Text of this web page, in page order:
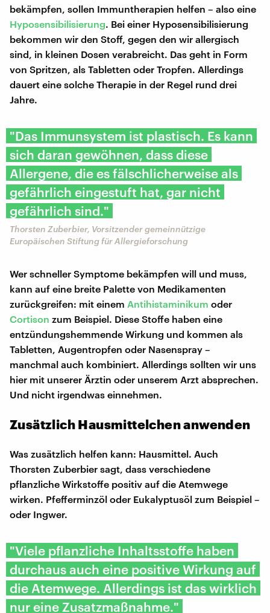
bekämpfen, sollen Immuntherapien helfen – also eine
Hyposensibilisierung. Bei einer Hyposensibilisierung
bekommen wir den Stoff, gegen den wir allergisch
sind, in kleinen Dosen verabreicht. Das geht in Form
von Spritzen, als Tabletten oder Tropfen. Allerdings
dauert eine solche Therapie in der Regel rund drei
Jahre.
"Das Immunsystem ist plastisch. Es kann
sich daran gewöhnen, dass diese
Allergene, die es fälschlicherweise als
gefährlich eingestuft hat, gar nicht
gefährlich sind."
Thorsten Zuberbier, Vorsitzender gemeinnützige
Europäischen Stiftung für Allergieforschung
Wer schneller Symptome bekämpfen will und muss,
kann auf eine breite Palette von Medikamenten
zurückgreifen: mit einem Antihistaminikum oder
Cortison zum Beispiel. Diese Stoffe haben eine
entzündungshemmende Wirkung und kommen als
Tabletten, Augentropfen oder Nasenspray –
manchmal auch kombiniert. Allerdings sollten wir uns
hier mit unserer Ärztin oder unserem Arzt absprechen.
Und nicht irgendwas einnehmen.
Zusätzlich Hausmittelchen anwenden
Was zusätzlich helfen kann: Hausmittel. Auch
Thorsten Zuberbier sagt, dass verschiedene
pflanzliche Wirkstoffe positiv auf die Atemwege
wirken. Pfefferminzöl oder Eukalyptusöl zum Beispiel –
oder Ingwer.
"Viele pflanzliche Inhaltsstoffe haben
durchaus auch eine positive Wirkung auf
die Atemwege. Allerdings ist das wirklich
nur eine Zusatzmaßnahme."